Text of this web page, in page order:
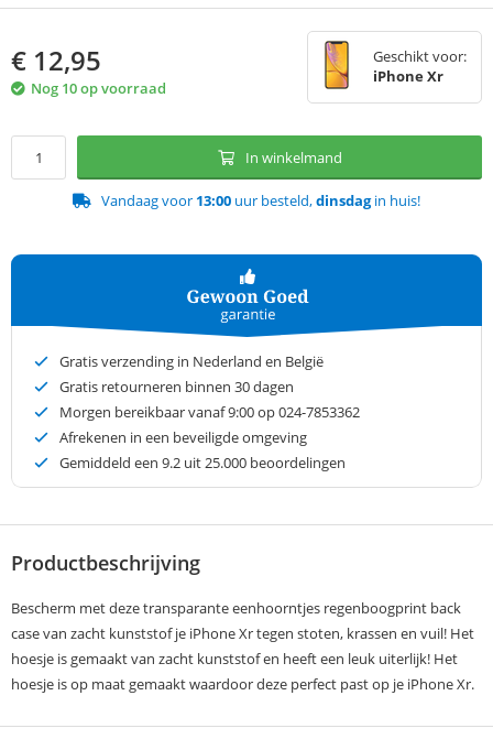
€ 12,95
Nog 10 op voorraad
Geschikt voor:
iPhone Xr
In winkelmand
Vandaag voor 13:00 uur besteld,dinsdagin huis!
Gratis verzending in Nederland en België
Gratis retourneren binnen 30 dagen
Morgen bereikbaar vanaf 9:00 op 024-7853362
Afrekenen in een beveiligde omgeving
Gemiddeld een 9.2 uit 25.000 beoordelingen
Productbeschrijving
Bescherm met deze transparante eenhoorntjes regenboogprint back
case van zacht kunststof je iPhone Xr tegen stoten, krassen en vuil! Het
hoesje is gemaakt van zacht kunststof en heeft een leuk uiterlijk! Het
hoesje is op maat gemaakt waardoor deze perfect past op je iPhone Xr.